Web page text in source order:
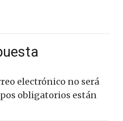
electrónico no será
obligatorios están